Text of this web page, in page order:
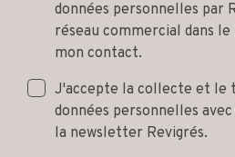
données personnelles par
réseau commercial dans
mon contact.
J'accepte la collecte et le
données personnelles
la newsletter Revigrés.